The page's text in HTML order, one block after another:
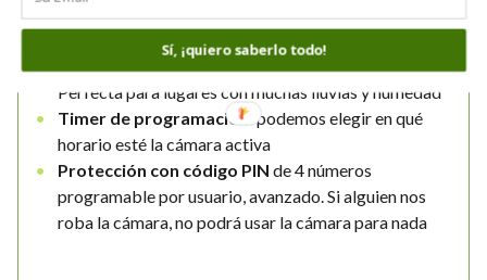
Protección intemperie IP66:
podemos incluso
sumergir la cámara en agua sin que le pase nada.
Perfecta para lugares con muchas lluvias y humedad
Timer de programación: podemos elegir en qué
horario esté la cámara activa
Protección con código PIN de 4 números
programable por usuario, avanzado. Si alguien nos
roba la cámara, no podrá usar la cámara para nada
Sí, ¡quiero saberlo todo!